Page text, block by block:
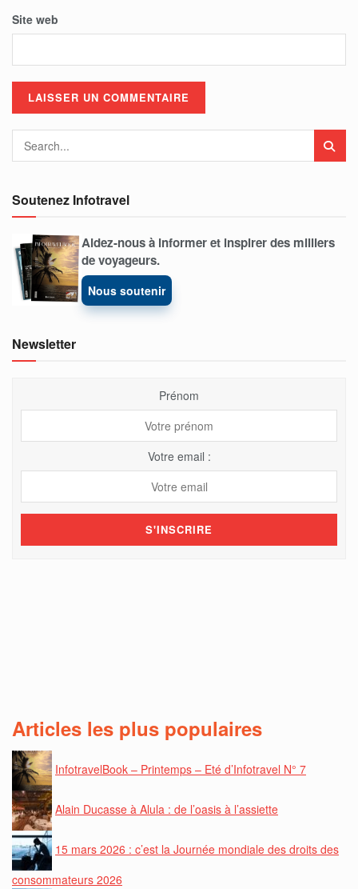
Site web
Soutenez Infotravel
Aidez-nous à informer et inspirer des milliers
de voyageurs.
Nous soutenir
Newsletter
Prénom
Votre email :
Articles les plus populaires
InfotravelBook – Printemps – Eté d’Infotravel N° 7
Alain Ducasse à Alula : de l’oasis à l’assiette
15 mars 2026 : c’est la Journée mondiale des droits des
consommateurs 2026